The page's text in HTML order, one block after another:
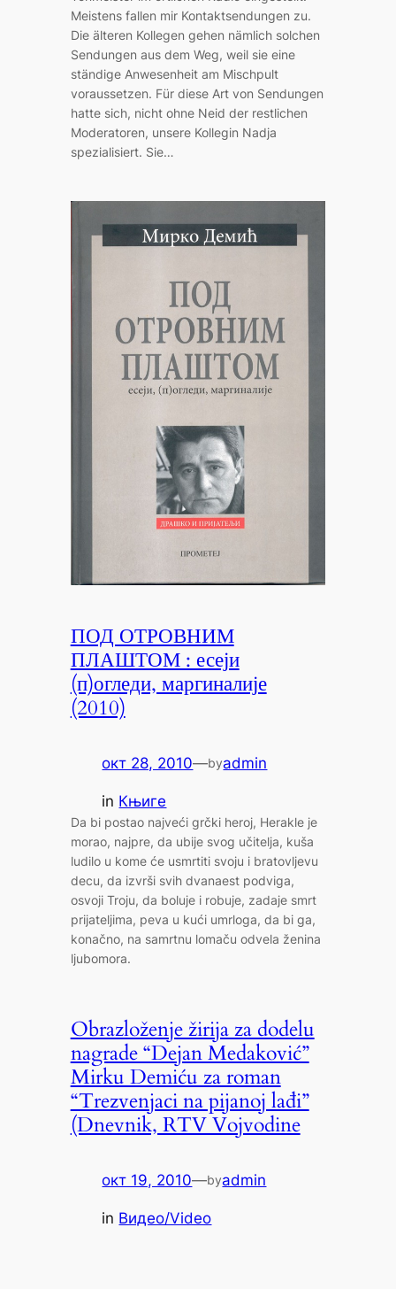
Meistens fallen mir Kontaktsendungen zu.
Die älteren Kollegen gehen nämlich solchen
Sendungen aus dem Weg, weil sie eine
ständige Anwesenheit am Mischpult
voraussetzen. Für diese Art von Sendungen
hatte sich, nicht ohne Neid der restlichen
Moderatoren, unsere Kollegin Nadja
spezialisiert. Sie…
ПОД ОТРОВНИМ
ПЛАШТОМ : есеји
(п)огледи, маргиналије
(2010)
окт 28, 2010—byadmin
in Књиге
Da bi postao najveći grčki heroj, Herakle je
morao, najpre, da ubije svog učitelja, kuša
ludilo u kome će usmrtiti svoju i bratovljevu
decu, da izvrši svih dvanaest podviga,
osvoji Troju, da boluje i robuje, zadaje smrt
prijateljima, peva u kući umrloga, da bi ga,
konačno, na samrtnu lomaču odvela ženina
ljubomora.
Obrazloženje žirija za dodelu
nagrade “Dejan Medaković”
Mirku Demiću za roman
“Trezvenjaci na pijanoj lađi”
(Dnevnik, RTV Vojvodine
окт 19, 2010—byadmin
in Видео/Video